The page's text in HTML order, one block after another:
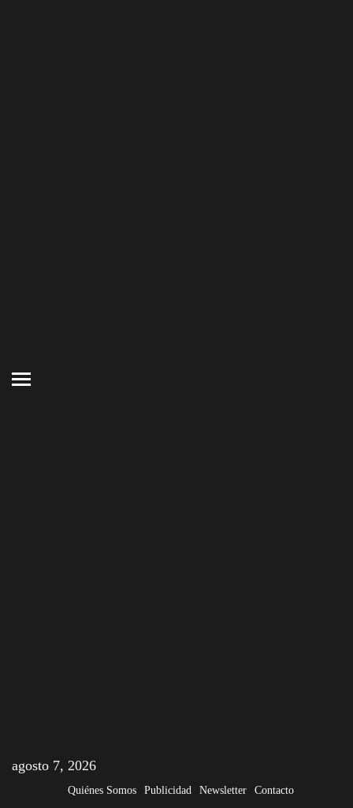
agosto 7, 2026
Quiénes Somos Publicidad Newsletter Contacto